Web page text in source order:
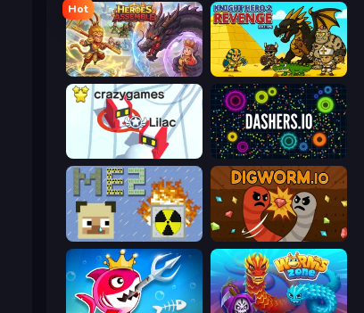
Hot
Heroes Assemble Knight Hero 2 Revenge Idle RPG
Snowball.io Dashers.io
MineEnergy2 Digworm.io